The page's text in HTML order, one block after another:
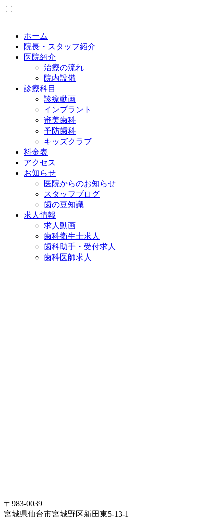
ホーム
院長・スタッフ紹介
医院紹介
治療の流れ
院内設備
診療科目
診療動画
インプラント
審美歯科
予防歯科
キッズクラブ
料金表
アクセス
お知らせ
医院からのお知らせ
スタッフブログ
歯の豆知識
求人情報
求人動画
歯科衛生士求人
歯科助手・受付求人
歯科医師求人
〒983-0039
宮城県仙台市宮城野区新田東5-13-1